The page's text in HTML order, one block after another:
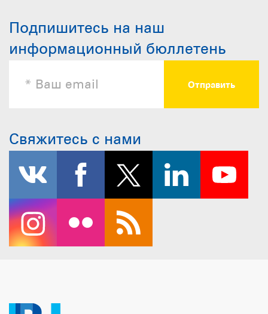
Подпишитесь на наш
информационный бюллетень
Свяжитесь с нами